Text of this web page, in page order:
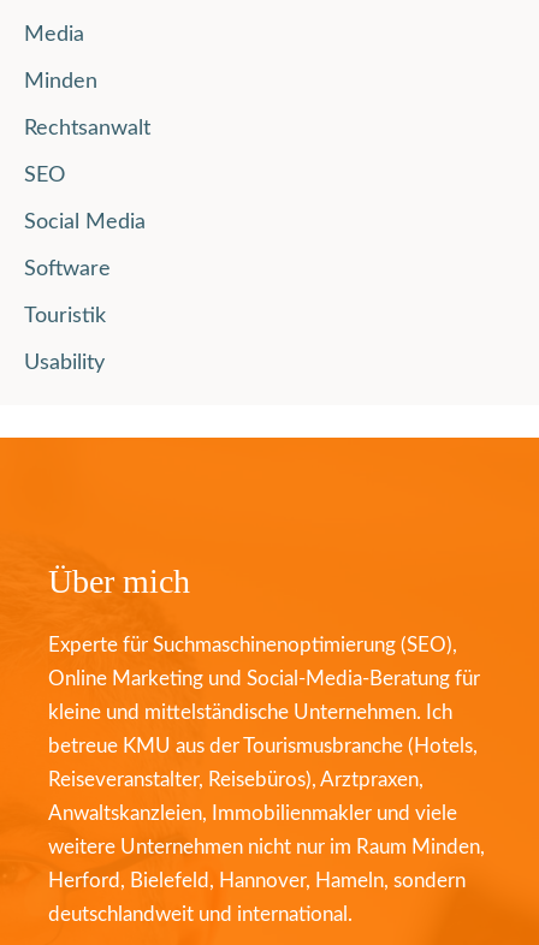
Media
Minden
Rechtsanwalt
SEO
Social Media
Software
Touristik
Usability
Über mich
Experte für Suchmaschinenoptimierung (SEO),
Online Marketing und Social-Media-Beratung für
kleine und mittelständische Unternehmen. Ich
betreue KMU aus der Tourismusbranche (Hotels,
Reiseveranstalter, Reisebüros), Arztpraxen,
Anwaltskanzleien, Immobilienmakler und viele
weitere Unternehmen nicht nur im Raum Minden,
Herford, Bielefeld, Hannover, Hameln, sondern
deutschlandweit und international.